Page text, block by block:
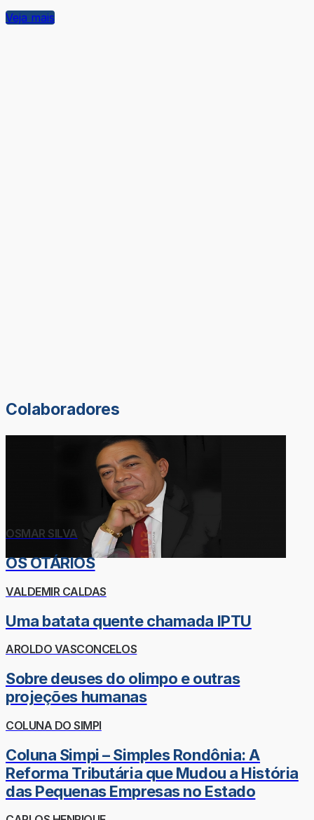
Veja mais
Colaboradores
OSMAR SILVA
OS OTÁRIOS
VALDEMIR CALDAS
Uma batata quente chamada IPTU
AROLDO VASCONCELOS
Sobre deuses do olimpo e outras
projeções humanas
COLUNA DO SIMPI
Coluna Simpi – Simples Rondônia: A
Reforma Tributária que Mudou a História
das Pequenas Empresas no Estado